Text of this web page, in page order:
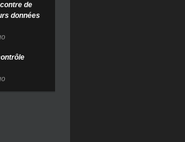
de
données